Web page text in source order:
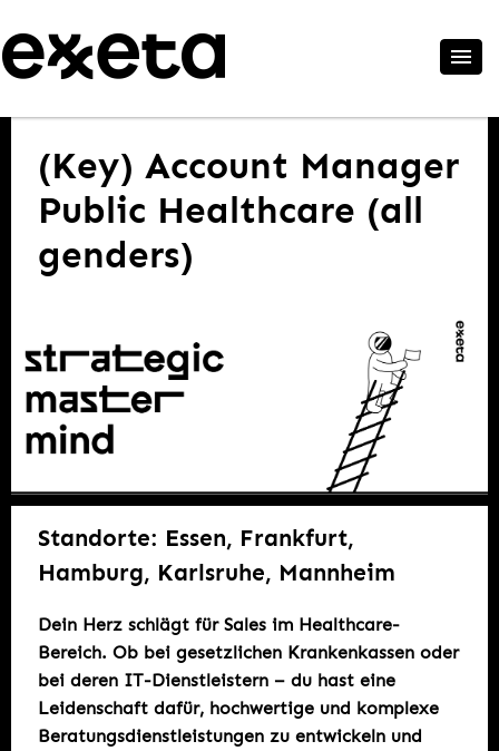
(Key) Account Manager
Public Healthcare (all
genders)
Standorte: Essen, Frankfurt,
Hamburg, Karlsruhe, Mannheim
Dein Herz schlägt für Sales im Healthcare-
Bereich. Ob bei gesetzlichen Krankenkassen oder
bei deren IT-Dienstleistern – du hast eine
Leidenschaft dafür, hochwertige und komplexe
Beratungsdienstleistungen zu entwickeln und